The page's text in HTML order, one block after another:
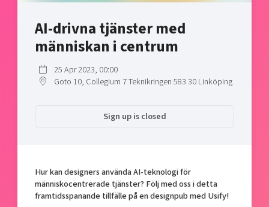
East Sweden Tech Women
Talent & skills
Startup & industry collaboration
Offers to boost your business
Funding opportunities
Projects
Publications
Project toolbox
Locations
Today's lunch in Mjärdevi
AI-drivna tjänster med
människan i centrum
25 Apr 2023, 00:00
Goto 10, Collegium 7 Teknikringen 583 30 Linköping
Sign up is closed
Hur kan designers använda AI-teknologi för
människocentrerade tjänster? Följ med oss i detta
framtidsspanande tillfälle på en designpub med Usify!